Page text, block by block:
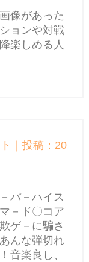
像があった
ョンや対戦
楽しめる人
｜投稿：20
パ－ハイス
－ド〇コア
ゲ－に騙さ
んな弾切れ
音楽良し、